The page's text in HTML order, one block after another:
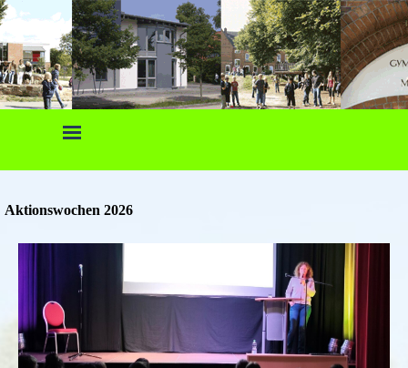
Direkt zum Seiteninhalt
Aktionswochen 2026